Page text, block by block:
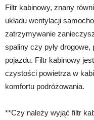
Filtr kabinowy, znany
układu wentylacji
zatrzymywanie
spaliny czy pyły
pojazdu. Filtr kabinowy
czystości powietrza w
komfortu podróżowania.
**Czy należy wyjąć filtr